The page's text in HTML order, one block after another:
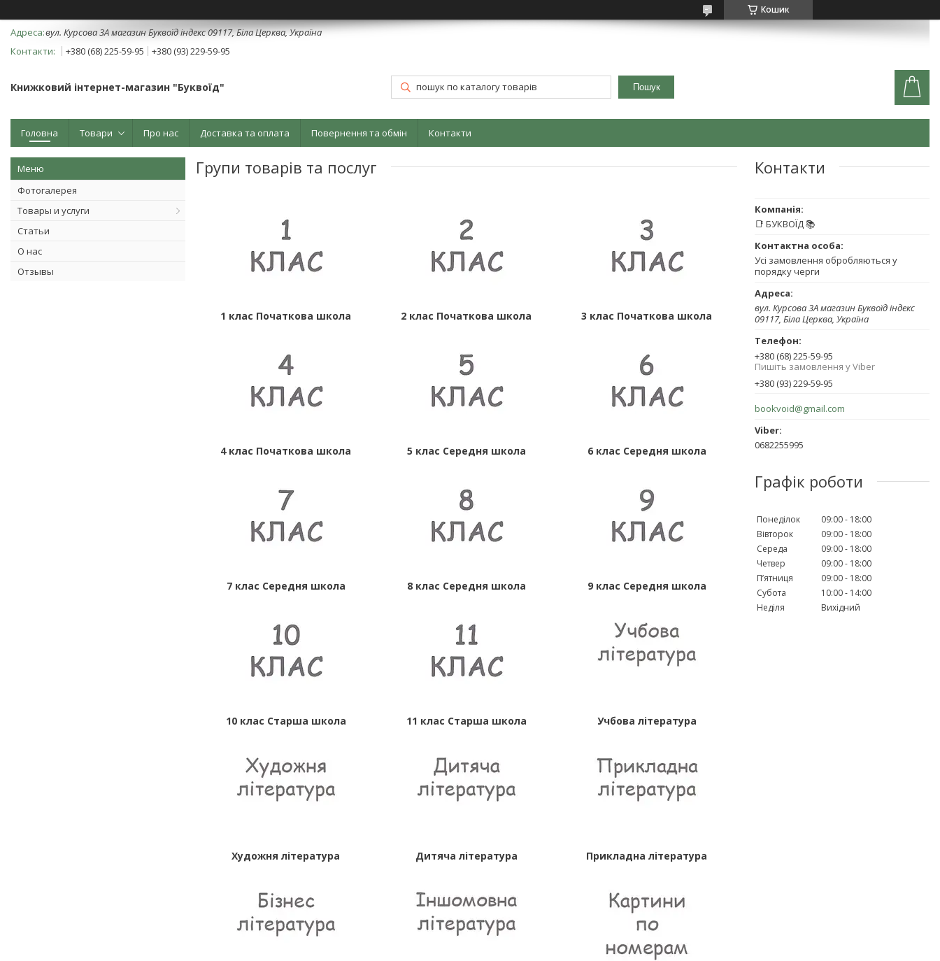
Кошик
вул. Курсова 3А магазин Буквоїд індекс 09117, Біла Церква, Україна
+380 (68) 225-59-95
+380 (93) 229-59-95
Книжковий інтернет-магазин "Буквоїд" Пошук
Головна Товари Про нас Доставка та оплата Повернення та обмін Контакти
Фотогалерея
Товары и услуги
Статьи
О нас
Отзывы
Групи товарів та послуг
1 клас Початкова школа 2 клас Початкова школа 3 клас Початкова школа
4 клас Початкова школа 5 клас Середня школа 6 клас Середня школа
7 клас Середня школа 8 клас Середня школа 9 клас Середня школа
10 клас Старша школа 11 клас Старша школа Учбова література
Художня література Дитяча література Прикладна література
Контакти
📑 БУКВОЇД 📚
Усі замовлення обробляються у
порядку черги
вул. Курсова 3А магазин Буквоїд індекс
09117, Біла Церква, Україна
+380 (68) 225-59-95
Пишіть замовлення у Viber
+380 (93) 229-59-95
bookvoid@gmail.com
0682255995
Графік роботи
Понеділок 09:00
18:00
Вівторок
09:00
18:00
Середа
09:00
18:00
Четвер
09:00
18:00
Пʼятниця
09:00
18:00
Субота
10:00
14:00
Неділя
Вихідний